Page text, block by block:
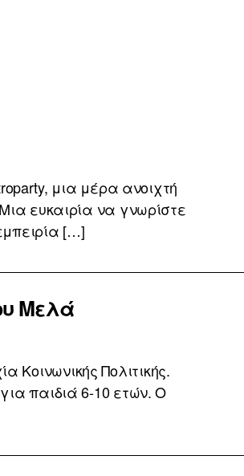
μια μέρα ανοιχτή
ευκαιρία να γνωρίστε
[…]
Μελά
Κοινωνικής Πολιτικής.
παιδιά 6-10 ετών. Ο